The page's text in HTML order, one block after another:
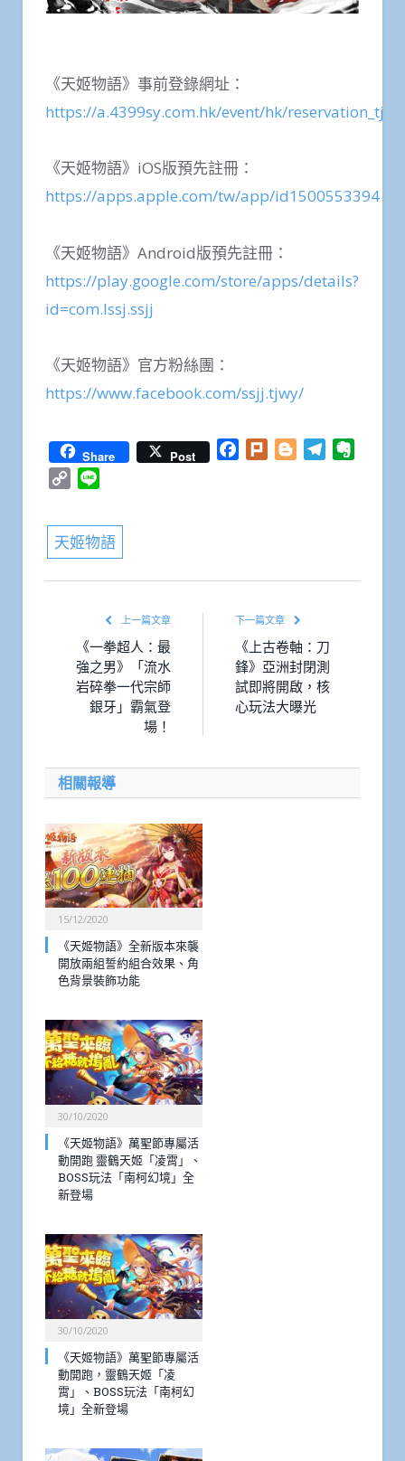
《天姬物語》事前登錄網址：
https://a.4399sy.com.hk/event/hk/
《天姬物語》iOS版預先註冊：
https://apps.apple.com/tw/app/id1500553394
《天姬物語》Android版預先註冊：
https://play.google.com/store/apps/details?
id=com.lssj.ssjj
《天姬物語》官方粉絲團：
https://www.facebook.com/ssjj.tjwy/
Share Post Facebook
Plurk BloggerTelegram
Copy
天姬物語
上一篇文章
《一拳超人：最
強之男》「流水
岩碎拳一代宗師
銀牙」霸氣登
場！
下一篇文章
《上古卷軸：刀
鋒》亞洲封閉測
試即將開啟，核
心玩法大曝光
相關報導
15/12/2020
《天姬物語》全新版本來襲
開放兩組誓約組合效果、角
色背景裝飾功能
30/10/2020
《天姬物語》萬聖節專屬活
動開跑 靈鶴天姬「凌霄」、
BOSS玩法「南柯幻境」全
新登場
30/10/2020
《天姬物語》萬聖節專屬活
動開跑，靈鶴天姬「凌
霄」、BOSS玩法「南柯幻
境」全新登場